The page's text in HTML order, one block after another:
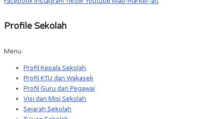
Profile Sekolah
Menu
Profil Kepala Sekolah
Profil KTU dan Wakasek
Profil Guru dan Pegawai
Visi dan Misi Sekolah
Sejarah Sekolah